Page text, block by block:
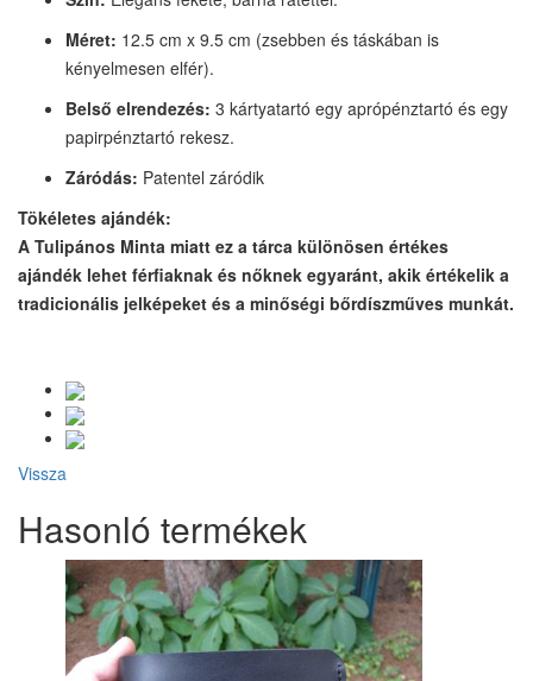
Méret: 12.5 cm x 9.5 cm (zsebben és táskában is
kényelmesen elfér).
Belső elrendezés: 3 kártyatartó egy aprópénztartó és egy
papirpénztartó rekesz.
Záródás: Patentel záródik
Tökéletes ajándék:
A Tulipános Minta miatt ez a tárca különösen értékes
ajándék lehet férfiaknak és nőknek egyaránt, akik értékelik a
tradicionális jelképeket és a minőségi bőrdíszműves munkát.
Vissza
Hasonló termékek